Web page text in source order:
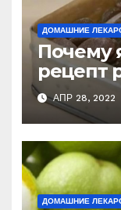
ДОМАШНИЕ
Почему
рецепт
никогда
АПР 28, 2022
ДОМАШНИЕ